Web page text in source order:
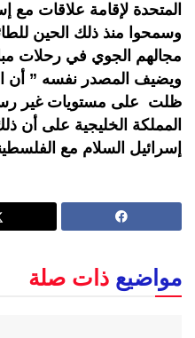
المتحدة لإقامة علاقات مع
وسمحوا منذ ذلك الحين
مجالهم الجوي في رحلات
ويضيف المصدر نفسه ” أن
ظلت على مستويات غير
المملكة الخليجية على أن
إسرائيل السلام مع
مواضيع ذات صلة